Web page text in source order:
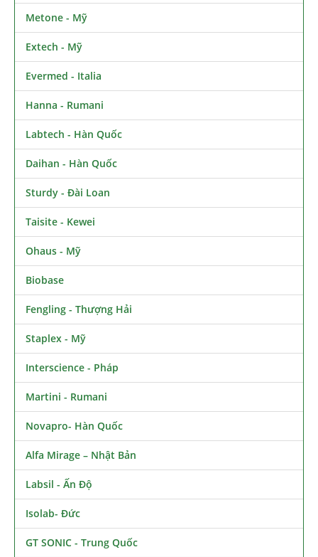
Metone - Mỹ
Extech - Mỹ
Evermed - Italia
Hanna - Rumani
Labtech - Hàn Quốc
Daihan - Hàn Quốc
Sturdy - Đài Loan
Taisite - Kewei
Ohaus - Mỹ
Biobase
Fengling - Thượng Hải
Staplex - Mỹ
Interscience - Pháp
Martini - Rumani
Novapro- Hàn Quốc
Alfa Mirage – Nhật Bản
Labsil - Ấn Độ
Isolab- Đức
GT SONIC - Trung Quốc